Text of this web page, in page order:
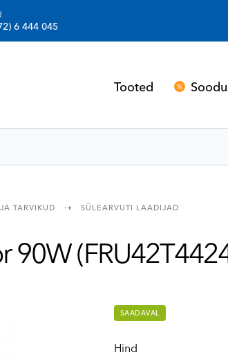
6 444 045
Tooted
TARVIKUD SÜLEARVUTI LAADIJAD
90W
SAADAVAL
Hind